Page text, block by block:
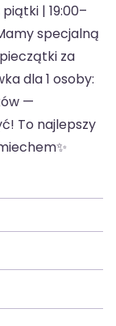
| 19:00–
specjalną
za
dla 1 osoby:
—
To najlepszy